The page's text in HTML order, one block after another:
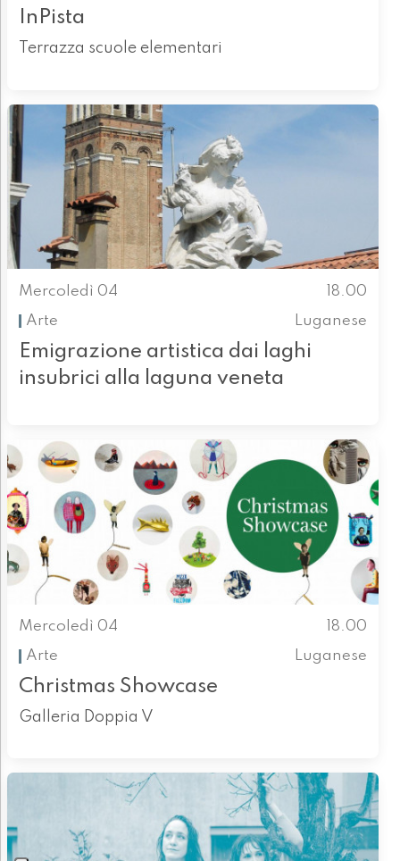
InPista
Terrazza scuole elementari
Mercoledì 04
18.00
Arte
Luganese
Emigrazione artistica dai laghi
insubrici alla laguna veneta
Mercoledì 04
18.00
Arte
Luganese
Christmas Showcase
Galleria Doppia V